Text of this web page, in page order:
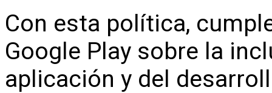
Con esta política,
Google Play sobre la
aplicación y del